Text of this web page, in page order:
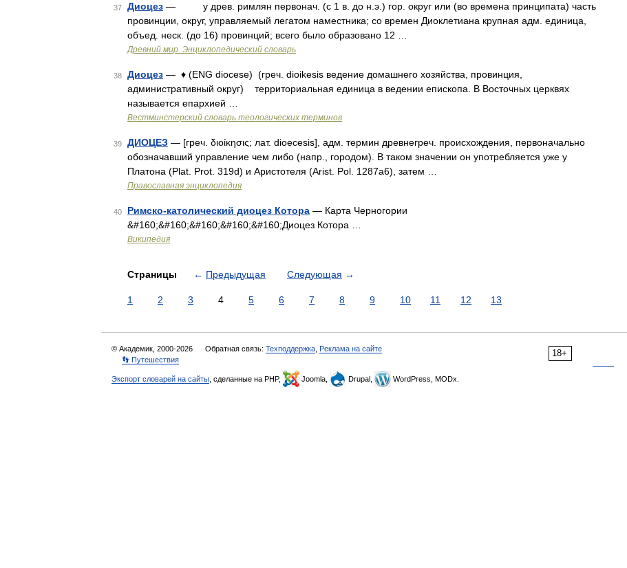
37 Диоцез — у древ. римлян первонач. (с 1 в. до н.э.) гор. округ или (во времена принципата) часть
провинции, округ, управляемый легатом наместника; со времен Диоклетиана крупная адм. единица,
объед. неск. (до 16) провинций; всего было образовано 12 …
Древний мир. Энциклопедический словарь
38 Диоцез — ♦ (ENG diocese) (греч. dioikesis ведение домашнего хозяйства, провинция,
административный округ) территориальная единица в ведении епископа. В Восточных церквях
называется епархией …
Вестминстерский словарь теологических терминов
39 ДИОЦЕЗ — [греч. διοίκησις; лат. dioecesis], адм. термин древнегреч. происхождения, первоначально
обозначавший управление чем либо (напр., городом). В таком значении он употребляется уже у
Платона (Plat. Prot. 319d) и Аристотеля (Arist. Pol. 1287a6), затем …
Православная энциклопедия
40 Римско-католический диоцез Котора — Карта Черногории
&#160;&#160;&#160;&#160;&#160;Диоцез Котора …
Википедия
Страницы ← Предыдущая Следующая →
1 2 3 4 5 6 7 8 9 10 11 12 13
18+
© Академик, 2000-2026 Обратная связь: Техподдержка Реклама на сайте
👣 Путешествия
Экспорт словарей на сайты , сделанные на PHP, Joomla, Drupal, WordPress, MODx.